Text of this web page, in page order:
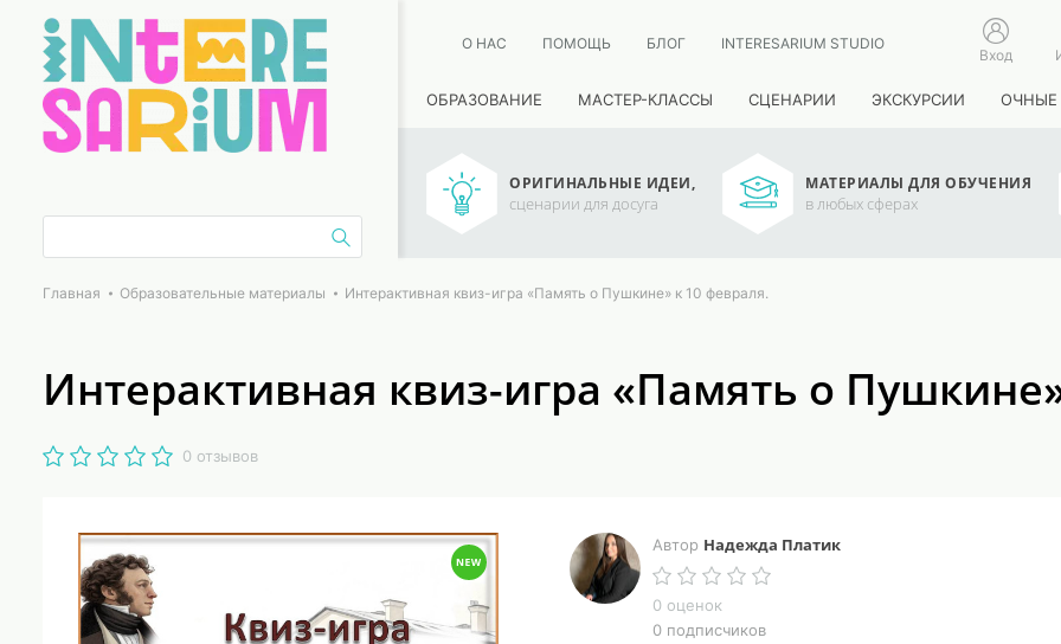
О НАС ПОМОЩЬ БЛОГ INTERESARIUM STUDIO
Вход
ОБРАЗОВАНИЕ МАСТЕР-КЛАССЫ СЦЕНАРИИ ЭКСКУРСИИ ОЧНЫЕ
ОРИГИНАЛЬНЫЕ ИДЕИ,
сценарии для досуга
МАТЕРИАЛЫ ДЛЯ ОБУЧЕНИЯ
в любых сферах
Главная Образовательные материалы Интерактивная квиз-игра «Память о Пушкине» к 10 февраля.
Интерактивная квиз-игра «Память о
0 отзывов
Автор Надежда Платик
0 оценок
0 подписчиков